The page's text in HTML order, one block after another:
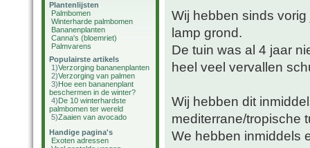
Plantenlijsten
Palmbomen
Winterharde palmbomen
Bananenplanten
Canna's (bloemriet)
Palmvarens
Populairste artikels
1)Verzorging bananenplanten
2)Verzorging van palmen
3)Hoe een bananenplant
beschermen in de winter?
4)De 10 winterhardste
palmbomen ter wereld
5)Zaaien van avocado
Handige pagina's
Exoten adressen
Wij hebben sinds
lamp grond.
De tuin was al 4 jaar
heel veel vervallen
Wij hebben dit
mediterrane/tropische
We hebben inmiddels